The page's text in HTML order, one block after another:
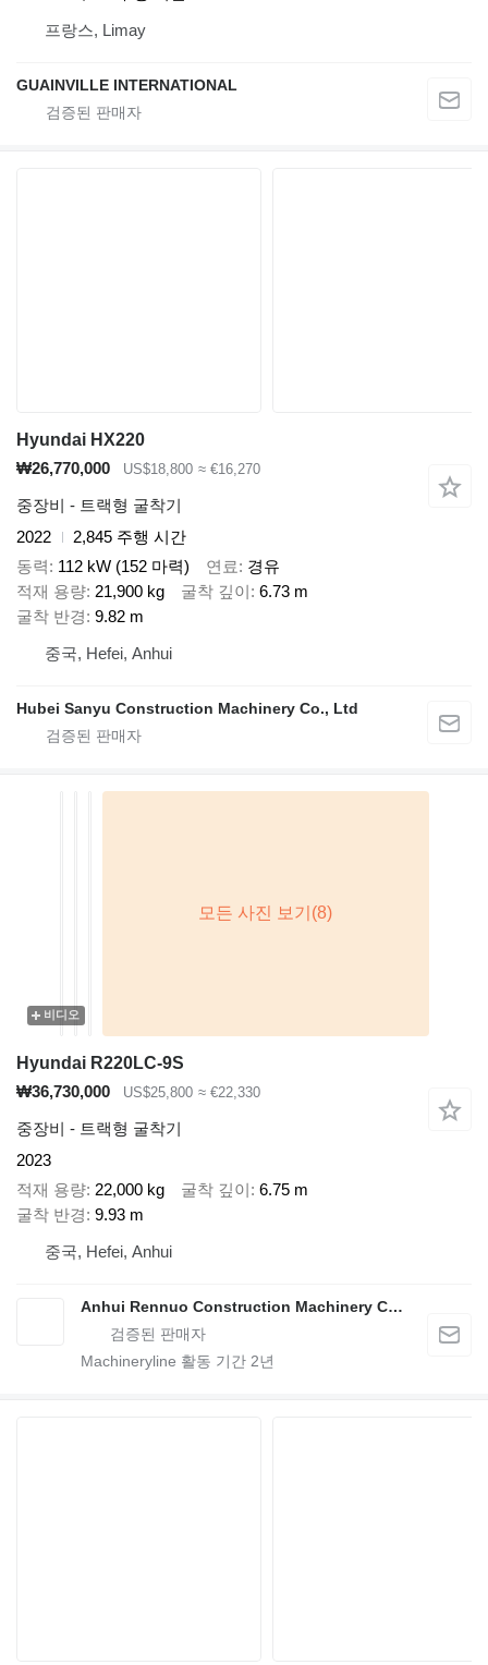
프랑스, Limay
GUAINVILLE INTERNATIONAL
Hyundai HX220
₩26,770,000
US$18,800 ≈ €16,270
중장비 - 트랙형 굴착기
2022
2,845 주행 시간
동력
112 kW (152 마력) 연료
경유
적재 용량 21,900 kg 굴착 깊이 6.73 m
굴착 반경 9.82 m
중국, Hefei, Anhui
Hubei Sanyu Construction Machinery Co., Ltd
비디오
Hyundai R220LC-9S
₩36,730,000
US$25,800 ≈ €22,330
중장비 - 트랙형 굴착기
2023
적재 용량 22,000 kg 굴착 깊이 6.75 m
굴착 반경 9.93 m
중국, Hefei, Anhui
Anhui Rennuo Construction Machinery Co., Ltd
Machineryline 활동 기간 2년